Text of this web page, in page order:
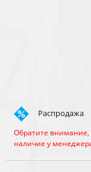
Распродажа
Обратите внимание,
наличие у